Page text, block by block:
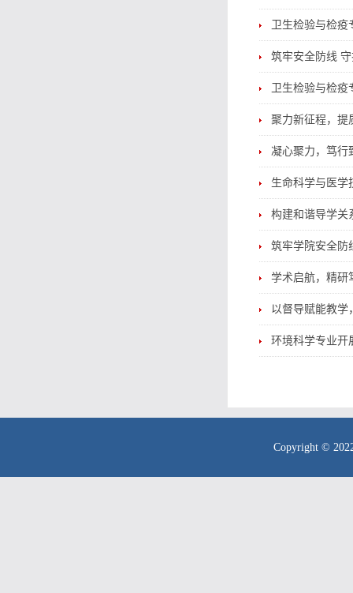
卫生检验与检
筑牢安全防线
卫生检验与检
聚力新征程，
凝心聚力，笃
生命科学与医学
构建和谐导学
筑牢学院安全
学术启航，精
以督导赋能教
环境科学专业开
Copyright ©